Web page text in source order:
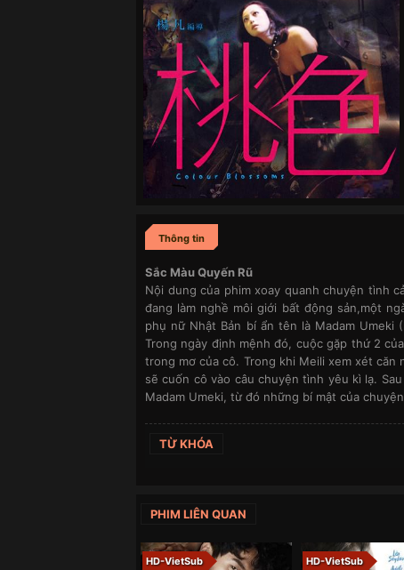
Thông tin
Sắc Màu Quyến Rũ
Nội dung của phim xoay quanh chuyện tình
đang làm nghề môi giới bất động sản,một
phụ nữ Nhật Bản bí ẩn tên là Madam
Trong ngày định mệnh đó, cuộc gặp thứ 2
trong mơ của cô. Trong khi Meili xem xét
sẽ cuốn cô vào câu chuyện tình yêu kì lạ.
Madam Umeki, từ đó những bí mật của
TỪ KHÓA
PHIM LIÊN QUAN
HD-VietSub HD-VietSub